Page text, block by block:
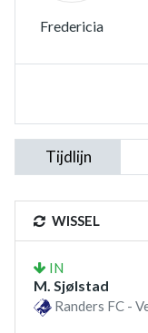
Fredericia
Tijdlijn
WISSEL
IN
M. Sjølstad
Randers FC -